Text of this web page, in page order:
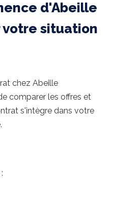
d'Abeille
votre situation
chez Abeille
comparer les offres et
s'intègre dans votre